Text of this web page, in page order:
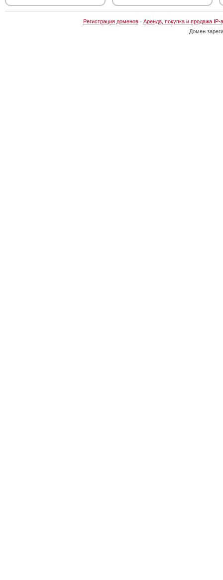
Регистрация доменов· Аренда, покупка и продажа IP-
Домен